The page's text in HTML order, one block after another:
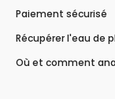
Paiement sécurisé
Récupérer l'eau de
Où et comment